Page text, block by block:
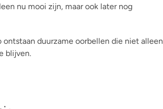
nu mooi zijn, maar ook later nog
duurzame oorbellen die niet alleen
blijven.